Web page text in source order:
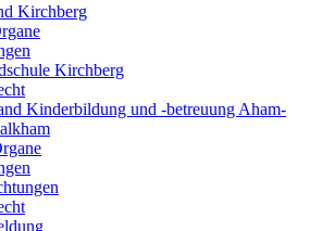
Kirchberg
Kirchberg
Kinderbildung und -betreuung Aham-